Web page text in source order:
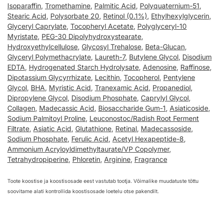
Isoparaffin, Tromethamine, Palmitic Acid, Polyquaternium-51,
Stearic Acid, Polysorbate 20, Retinol (0.1%), Ethylhexylglycerin,
Glyceryl Caprylate, Tocopheryl Acetate, Polyglyceryl-10
Myristate, PEG-30 Dipolyhydroxystearate,
Hydroxyethylcellulose, Glycosyl Trehalose, Beta-Glucan,
Glyceryl Polymethacrylate, Laureth-7, Butylene Glycol, Disodium
EDTA, Hydrogenated Starch Hydrolysate, Adenosine, Raffinose,
Dipotassium Glycyrrhizate, Lecithin, Tocopherol, Pentylene
Glycol, BHA, Myristic Acid, Tranexamic Acid, Propanediol,
Dipropylene Glycol, Disodium Phosphate, Caprylyl Glycol,
Collagen, Madecassic Acid, Biosaccharide Gum-1, Asiaticoside,
Sodium Palmitoyl Proline, Leuconostoc/Radish Root Ferment
Filtrate, Asiatic Acid, Glutathione, Retinal, Madecassoside,
Sodium Phosphate, Ferulic Acid, Acetyl Hexapeptide-8,
Ammonium Acryloyldimethyltaurate/VP Copolymer,
Tetrahydropiperine, Phloretin, Arginine, Fragrance
Toote koostise ja koostisosade eest vastutab tootja. Võimalike muudatuste tõttu
soovitame alati kontrollida koostisosade loetelu otse pakendilt.